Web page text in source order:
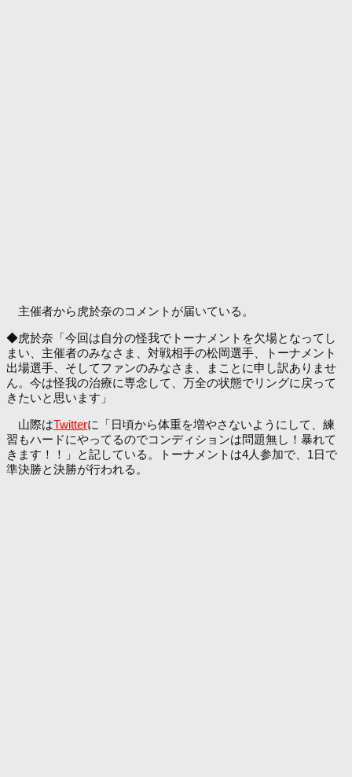
主催者から虎於奈のコメントが届いている。
◆虎於奈「今回は自分の怪我でトーナメントを欠場となってし
まい、主催者のみなさま、対戦相手の松岡選手、トーナメント
出場選手、そしてファンのみなさま、まことに申し訳ありませ
ん。今は怪我の治療に専念して、万全の状態でリングに戻って
きたいと思います」
山際はTwitterに「日頃から体重を増やさないようにして、練
習もハードにやってるのでコンディションは問題無し！暴れて
きます！！」と記している。トーナメントは4人参加で、1日で
準決勝と決勝が行われる。